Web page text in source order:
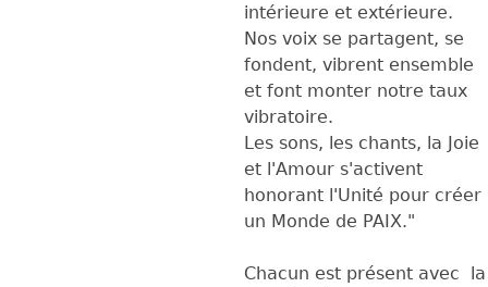
intérieure et extérieure.
Nos voix se partagent, se
fondent, vibrent ensemble
et font monter notre taux
vibratoire.
Les sons, les chants, la Joie
et l'Amour s'activent
honorant l'Unité pour créer
un Monde de PAIX."
Chacun est présent avec la